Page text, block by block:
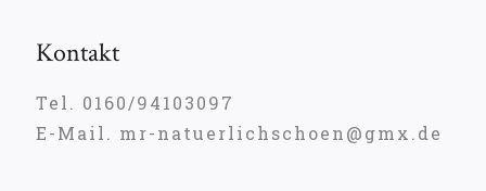
Kontakt
Tel. 0160/94103097
E-Mail. mr-natuerlichschoen@gmx.de